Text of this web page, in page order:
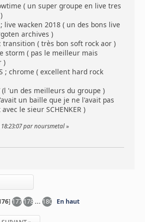
( un super groupe en live tres
; live wacken 2018 ( un des bons live
archives )
transition ( très bon soft rock aor )
storm ( pas le meilleur mais
)
; chrome ( excellent hard rock
(l 'un des meilleurs du groupe )
un baille que je ne l'avait pas
le sieur SCHENKER )
18:23:07 par noursmetal»
]177178...180 En haut